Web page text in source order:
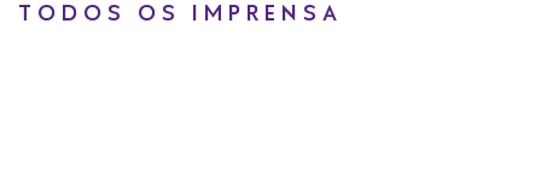
TODOS OS IMPRENSA